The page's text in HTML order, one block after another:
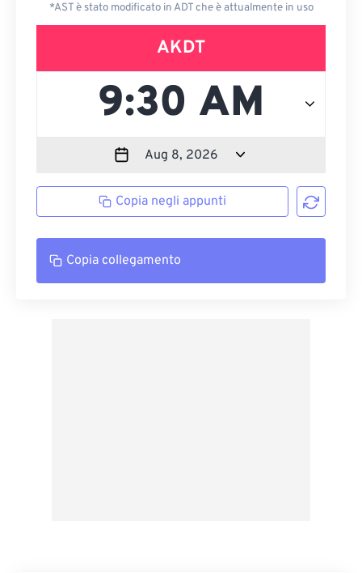
*AST è stato modificato in ADT che è attualmente in uso
AKDT
Copia negli appunti
Copia collegamento